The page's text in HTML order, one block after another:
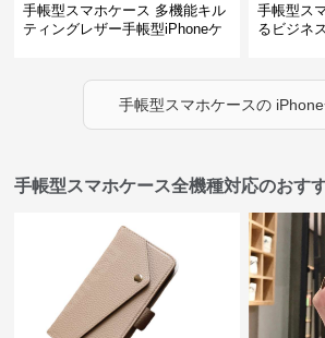
手帳型スマホケース 多機能キル
ティングレザー手帳型iPhoneケ
手帳型ス
るビジネ
手帳型スマホケースのiPhone
手帳型スマホケース全機種対応のおす